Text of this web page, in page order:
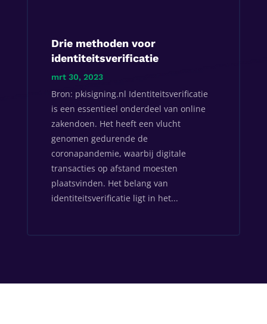
Drie methoden voor
identiteitsverificatie
mrt 30, 2023
Bron: pkisigning.nl Identiteitsverificatie
is een essentieel onderdeel van online
zakendoen. Het heeft een vlucht
genomen gedurende de
coronapandemie, waarbij digitale
transacties op afstand moesten
plaatsvinden. Het belang van
identiteitsverificatie ligt in het...